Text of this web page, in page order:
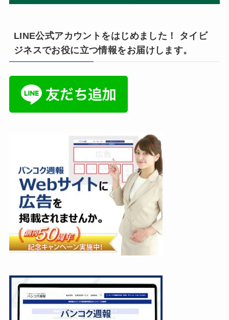
LINE公式アカウントをはじめました！ タイビ
ジネスでお役に立つ情報をお届けします。